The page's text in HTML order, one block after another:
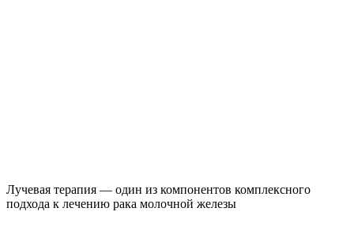
Лучевая терапия — один из компонентов комплексного
подхода к лечению рака молочной железы